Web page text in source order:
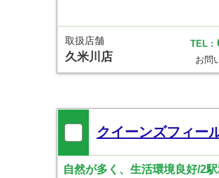
取扱店舗
久米川店
TEL :
お問
クイーンズフィー
自然が多く、生活環境良好/2